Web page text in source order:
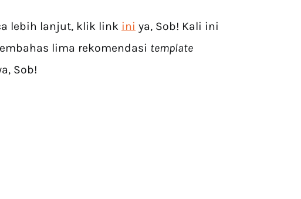
lebih lanjut, klik link ini ya, Sob! Kali ini
lima rekomendasi template
Sob!